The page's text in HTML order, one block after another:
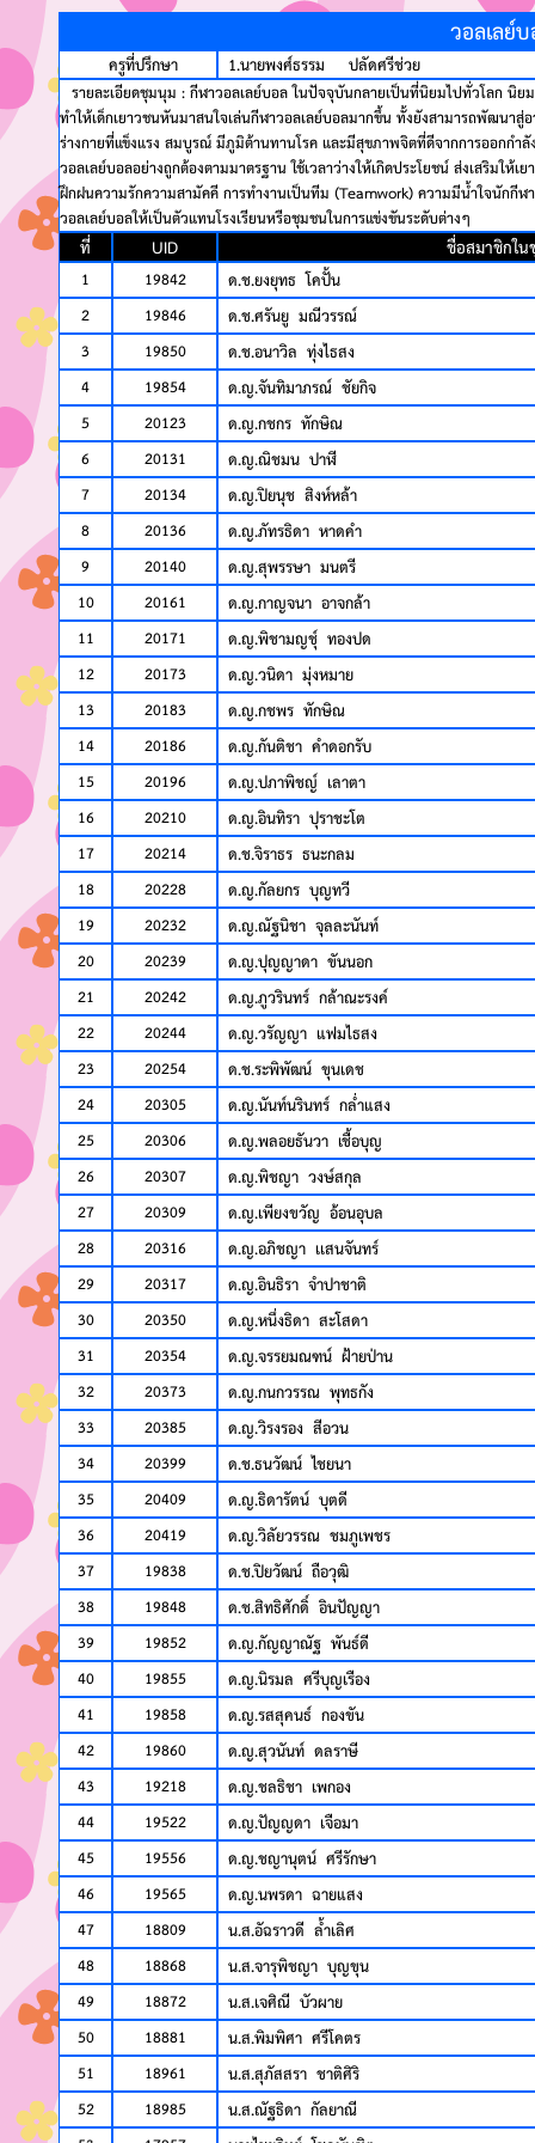
วอลเลย์
ครูที่ปรึกษา 1.นายพงศ์ธรรม ปลัดศรีช่วย
รายละเอียดชุมนุม : กีฬาวอลเลย์บอล ในปัจจุบันกลายเป็นที่นิยมไปทั่วโลก
ทำให้เด็กเยาวชนหันมาสนใจเล่นกีฬาวอลเลย์บอลมากขึ้น ทั้งยังสามารถพัฒนา
ร่างกายที่แข็งแรง สมบูรณ์ มีภูมิต้านทานโรค และมีสุขภาพจิตที่ดีจากการออกกำ
วอลเลย์บอลอย่างถูกต้องตามมาตรฐาน ใช้เวลาว่างให้เกิดประโยชน์ ส่งเสริมให้
ฝึกฝนความรักความสามัคคี การทำงานเป็นทีม (Teamwork) ความมีน้ำใจนัก
วอลเลย์บอลให้เป็นตัวแทนโรงเรียนหรือชุมชนในการแข่งขันระดับต่างๆ
ที่ UID ชื่อสมาชิกใ
1 19842 ด.ช.ยงยุทธ โคปั้น
2 19846 ด.ช.ศรันยู มณีวรรณ์
3 19850 ด.ช.อนาวิล ทุ่งไธสง
4 19854 ด.ญ.จันทิมาภรณ์ ชัยกิจ
5 20123 ด.ญ.กชกร ทักษิณ
6 20131 ด.ญ.ณิชมน ปาฬี
7 20134 ด.ญ.ปิยนุช สิงห์หล้า
8 20136 ด.ญ.ภัทรธิดา หาดคำ
9 20140 ด.ญ.สุพรรษา มนตรี
10 20161 ด.ญ.กาญจนา อาจกล้า
11 20171 ด.ญ.พิชามญชุ์ ทองปด
12 20173 ด.ญ.วนิดา มุ่งหมาย
13 20183 ด.ญ.กชพร ทักษิณ
14 20186 ด.ญ.กันติชา คำดอกรับ
15 20196 ด.ญ.ปภาพิชญ์ เลาตา
16 20210 ด.ญ.อินทิรา ปุราชะโต
17 20214 ด.ช.จิราธร ธนะกลม
18 20228 ด.ญ.กัลยกร บุญทวี
19 20232 ด.ญ.ณัฐนิชา จุลละนันท์
20 20239 ด.ญ.ปุญญาดา ขันนอก
21 20242 ด.ญ.ภูวรินทร์ กล้าณะรงค์
22 20244 ด.ญ.วรัญญา แฟมไธสง
23 20254 ด.ช.ระพิพัฒน์ ขุนเดช
24 20305 ด.ญ.นันท์นรินทร์ กล่ำแสง
25 20306 ด.ญ.พลอยธันวา เชื้อบุญ
26 20307 ด.ญ.พิชญา วงษ์สกุล
27 20309 ด.ญ.เพียงขวัญ อ้อนอุบล
28 20316 ด.ญ.อภิชญา เเสนจันทร์
29 20317 ด.ญ.อินธิรา จำปาชาติ
30 20350 ด.ญ.หนึ่งธิดา สะโสดา
31 20354 ด.ญ.จรรยมณฑน์ ฝ้ายป่าน
32 20373 ด.ญ.กนกวรรณ พุทธกัง
33 20385 ด.ญ.วิรงรอง สีอวน
34 20399 ด.ช.ธนวัฒน์ ไชยนา
35 20409 ด.ญ.ธิดารัตน์ บุตดี
36 20419 ด.ญ.วิลัยวรรณ ชมภูเพชร
37 19838 ด.ช.ปิยวัฒน์ ถือวุฒิ
38 19848 ด.ช.สิทธิศักดิ์ อินปัญญา
39 19852 ด.ญ.กัญญาณัฐ พันธ์ดี
40 19855 ด.ญ.นิรมล ศรีบุญเรือง
41 19858 ด.ญ.รสสุคนธ์ กองขัน
42 19860 ด.ญ.สุวนันท์ ดลราษี
43 19218 ด.ญ.ชลธิชา เพกอง
44 19522 ด.ญ.ปัญญดา เจือมา
45 19556 ด.ญ.ชญานุตน์ ศรีรักษา
46 19565 ด.ญ.นพรดา ฉายแสง
47 18809 น.ส.อัฉราวดี ลํ้าเลิศ
48 18868 น.ส.จารุพิชญา บุญขุน
49 18872 น.ส.เจศิณี บัวผาย
50 18881 น.ส.พิมพิศา ศรีโคตร
51 18961 น.ส.สุภัสสรา ชาติศิริ
52 18985 น.ส.ณัฐธิดา กัลยาณี